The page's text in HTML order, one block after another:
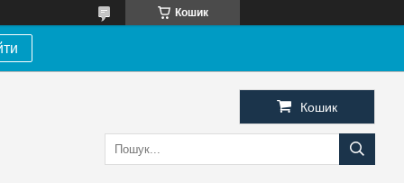
Кошик
Кошик